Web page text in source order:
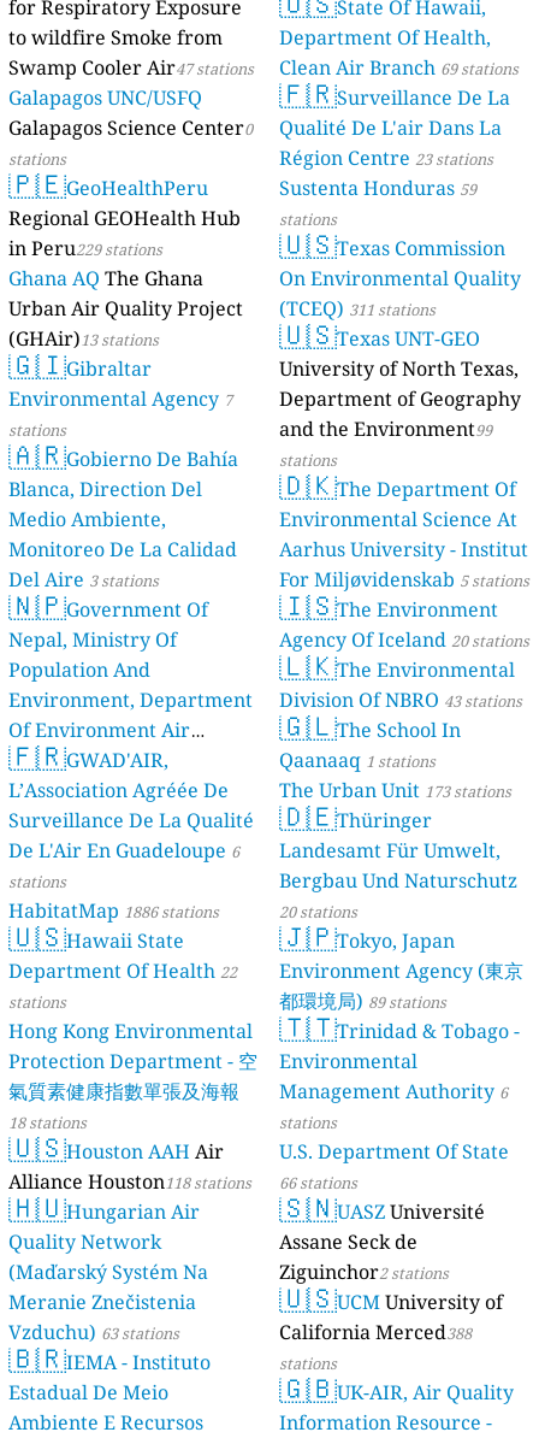
for Respiratory Exposure
to wildfire Smoke from
Swamp Cooler Air47 stations
Galapagos UNC/USFQ
Galapagos Science Center0
stations
🇵🇪GeoHealthPeru
Regional GEOHealth Hub
in Peru229 stations
Ghana AQ The Ghana
Urban Air Quality Project
(GHAir)13 stations
🇬🇮Gibraltar
Environmental Agency 7
stations
🇦🇷Gobierno De Bahía
Blanca, Direction Del
Medio Ambiente,
Monitoreo De La Calidad
Del Aire 3 stations
🇳🇵Government Of
Nepal, Ministry Of
Population And
Environment, Department
Of Environment Air
Quality Monitoring
stations
🇫🇷GWAD'AIR,
L’Association Agréée De
Surveillance De La Qualité
De L'Air En Guadeloupe 6
stations
HabitatMap 1886 stations
🇺🇸Hawaii State
Department Of Health 22
stations
Hong Kong Environmental
Protection Department - 空
氣質素健康指數單張及海報
18 stations
🇺🇸Houston AAH Air
Alliance Houston118 stations
🇭🇺Hungarian Air
Quality Network
(Maďarský Systém Na
Meranie Znečistenia
Vzduchu) 63 stations
🇧🇷IEMA - Instituto
Estadual De Meio
Ambiente E Recursos
State Of Hawaii,
Department Of Health,
Clean Air Branch 69 stations
🇫🇷Surveillance De La
Qualité De L'air Dans La
Région Centre 23 stations
Sustenta Honduras 59
stations
🇺🇸Texas Commission
On Environmental Quality
(TCEQ) 311 stations
🇺🇸Texas UNT-GEO
University of North Texas,
Department of Geography
and the Environment99
stations
🇩🇰The Department Of
Environmental Science At
Aarhus University - Institut
For Miljøvidenskab 5 stations
🇮🇸The Environment
Agency Of Iceland 20 stations
🇱🇰The Environmental
Division Of NBRO 43 stations
🇬🇱The School In
Qaanaaq 1 stations
The Urban Unit 173 stations
🇩🇪Thüringer
Landesamt Für Umwelt,
Bergbau Und Naturschutz
20 stations
🇯🇵Tokyo, Japan
Environment Agency (東京
都環境局) 89 stations
🇹🇹Trinidad & Tobago -
Environmental
Management Authority 6
stations
U.S. Department Of State
66 stations
🇸🇳UASZUniversité
Assane Seck de
Ziguinchor2 stations
🇺🇸UCMUniversity of
California Merced388
stations
🇬🇧UK-AIR, Air Quality
Information Resource -